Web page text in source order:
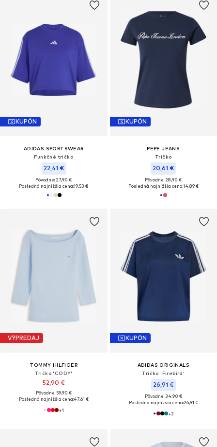
KUPÓN
ADIDAS SPORTSWEAR
Funkčné tričko
22,41 €
Pôvodne: 27,90 €
Posledná najnižšia cena:19,53 €
KUPÓN
PEPE JEANS
Tričko
20,61 €
Pôvodne: 28,90 €
Posledná najnižšia cena:14,89 €
VÝPREDAJ
TOMMY HILFIGER
Tričko 'CODY'
52,90 €
Pôvodne: 59,90 €
Posledná najnižšia cena:47,61 €
+1
KUPÓN
ADIDAS ORIGINALS
Tričko 'Firebird'
26,91 €
Pôvodne: 34,90 €
Posledná najnižšia cena:26,91 €
+2